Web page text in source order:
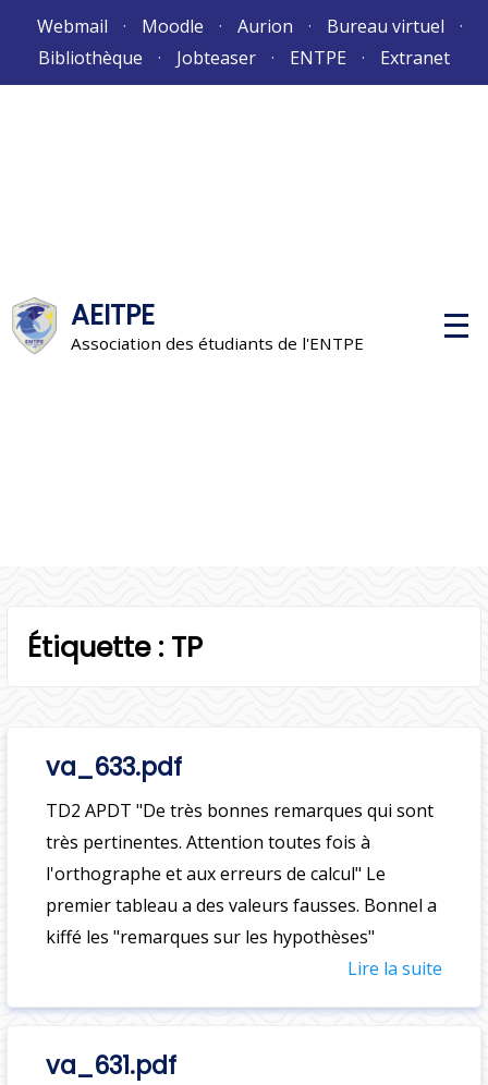
Webmail Moodle Aurion
Bureau virtuel
Bibliothèque
Jobteaser ENTPE Extranet
AEITPE
Association des étudiants de l'ENTPE
M
e
Étiquette : TP
va_633.pdf
TD2 APDT "De très bonnes remarques qui sont
très pertinentes. Attention toutes fois à
l'orthographe et aux erreurs de calcul" Le
premier tableau a des valeurs fausses. Bonnel a
kiffé les "remarques sur les hypothèses"
Lire la suite
va_631.pdf